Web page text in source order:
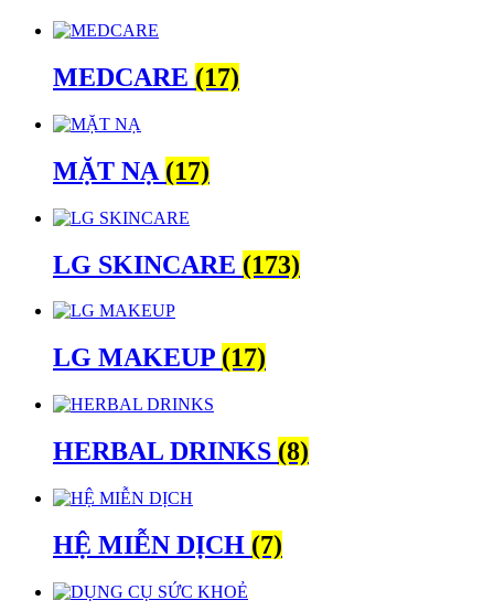
MEDCARE (17)
MẶT NẠ (17)
LG SKINCARE (173)
LG MAKEUP (17)
HERBAL DRINKS (8)
HỆ MIỄN DỊCH (7)